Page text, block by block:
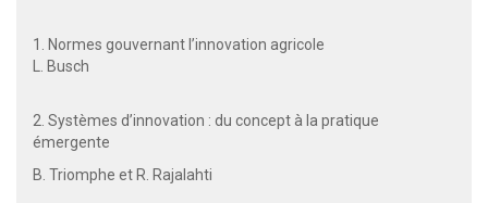
1. Normes gouvernant l’innovation agricole
L. Busch
2. Systèmes d’innovation : du concept à la pratique
émergente
B. Triomphe et R. Rajalahti